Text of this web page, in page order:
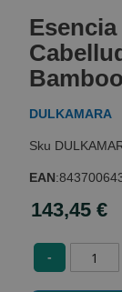
the
beginning
of
the
gallery
Bamboo
DULKAMARA
EAN:
143,45 €
-